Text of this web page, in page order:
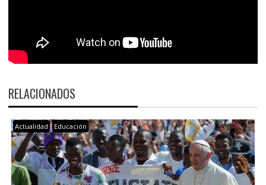
RELACIONADOS
Actualidad Educación